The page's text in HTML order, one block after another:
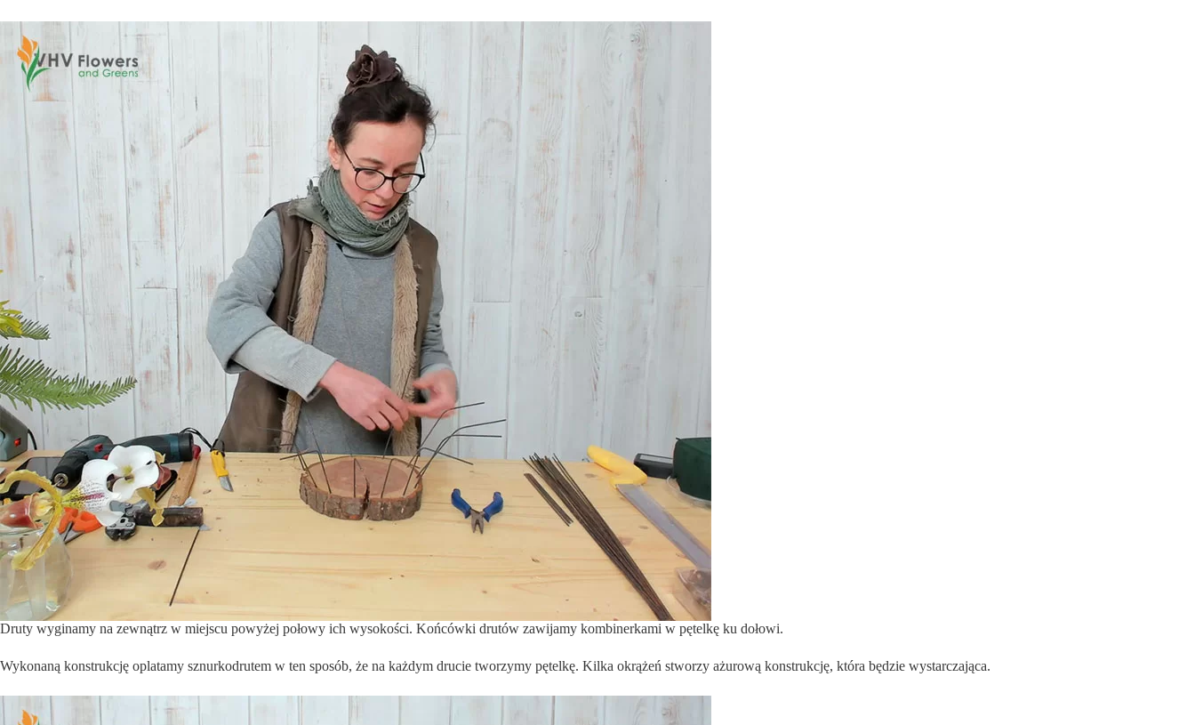
Druty wyginamy na zewnątrz w miejscu powyżej połowy ich wysokości. Końcówki drutów zawijamy kombinerkami w pętelkę ku dołowi.
Wykonaną konstrukcję oplatamy sznurkodrutem w ten sposób, że na każdym drucie tworzymy pętelkę. Kilka okrążeń stworzy ażurową konstrukcję, która będzie wystarczająca.